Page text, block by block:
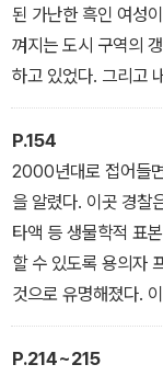
된 가난한 흑인 여성
껴지는 도시 구역의
하고 있었다. 그리고
인종과 빈민 지역의
트럴에서 사라진 여인
사회에서 가장 취약
해자였으며, 연쇄살
이 책은 그들의 이야
P.154
2000년대로 접어들
을 알렸다. 이곳 경찰
타액 등 생물학적 표
할 수 있도록 용의자
것으로 유명해졌다.
사건과 성범죄를 해
금을 지급한 것으로 시
P.214~215